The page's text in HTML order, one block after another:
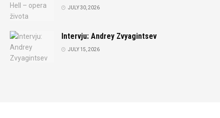
JULY 30, 2026
Intervju: Andrey Zvyagintsev
JULY 15, 2026